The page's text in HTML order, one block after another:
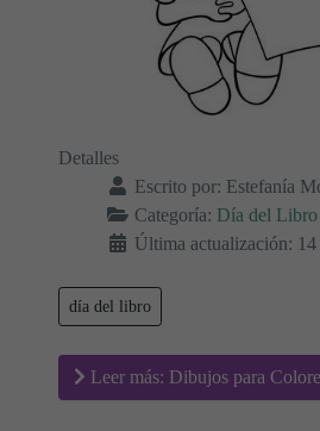
Detalles
Escrito por: Estefanía
Categoría: Día del Libro
Última actualización:
día del libro
Leer más: Dibujos para